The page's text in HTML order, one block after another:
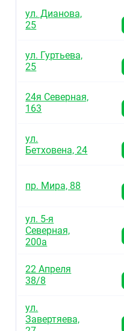
ул. Дианова,
25
ул. Гуртьева,
25
24я Северная,
163
ул.
Бетховена, 24
пр. Мира, 88
ул. 5-я
Северная,
200а
22 Апреля
38/8
ул.
Завертяева,